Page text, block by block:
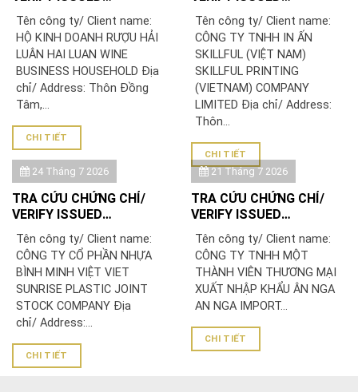
DOANH RƯỢU HẢI LUÂN
Tên công ty/ Client name:
HỘ KINH DOANH RƯỢU HẢI
LUÂN HAI LUAN WINE
BUSINESS HOUSEHOLD Địa
chỉ/ Address: Thôn Đồng
Tâm,...
CHI TIẾT
TNHH IN ẤN SKILLFUL
(VIỆT NAM)/ SKILLFUL
PRINTING (VIETNAM)
COMPANY LIMITED
Tên công ty/ Client name:
CÔNG TY TNHH IN ẤN
SKILLFUL (VIỆT NAM)
SKILLFUL PRINTING
(VIETNAM) COMPANY
LIMITED Địa chỉ/ Address:
Thôn...
CHI TIẾT
24 Tháng 7 2026
TRA CỨU CHỨNG CHỈ/
VERIFY ISSUED
CỔ PHẦN NHỰA BÌNH
MINH VIỆT
Tên công ty/ Client name:
CÔNG TY CỔ PHẦN NHỰA
BÌNH MINH VIỆT VIET
SUNRISE PLASTIC JOINT
STOCK COMPANY Địa
chỉ/ Address:...
CHI TIẾT
21 Tháng 7 2026
TRA CỨU CHỨNG CHỈ/
VERIFY ISSUED
TNHH MỘT THÀNH VIÊN
THƯƠNG MẠI XUẤT NHẬP
KHẨU ÂN NGA
Tên công ty/ Client name:
CÔNG TY TNHH MỘT
THÀNH VIÊN THƯƠNG MẠI
XUẤT NHẬP KHẨU ÂN NGA
AN NGA IMPORT...
CHI TIẾT